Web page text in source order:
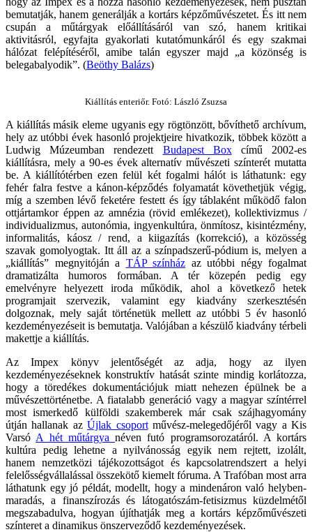
bemutatják, hanem generálják a kortárs képzőművészetet. És itt nem
csupán a műtárgyak előállításáról van szó, hanem kritikai
aktivitásról, egyfajta gyakorlati kutatómunkáról és egy szakmai
hálózat felépítéséről, amibe talán egyszer majd „a közönség is
belegabalyodik”. (Beöthy Balázs)
Kiállítás enteriőr. Fotó: László Zsuzsa
A kiállítás másik eleme ugyanis egy rögtönzött, bővíthető archívum,
hely az utóbbi évek hasonló projektjeire hivatkozik, többek között a
Ludwig Múzeumban rendezett Budapest Boxcímű 2002-es
kiállításra, mely a 90-es évek alternatív művészeti színterét mutatta
be. A kiállítótérben ezen felül két fogalmi hálót is láthatunk: egy
fehér falra festve a kánon-képződés folyamatát követhetjük végig,
míg a szemben lévő feketére festett és így táblaként működő falon
ottjártamkor éppen az amnézia (rövid emlékezet), kollektivizmus /
individualizmus, autonómia, ingyenkultúra, önmítosz, kisintézmény,
informalitás, káosz / rend, a kiigazítás (korrekció), a közösség
szavak gomolyogtak. Itt áll az a színpadszerű-pódium is, melyen a
„kiállítás” megnyitóján a TÁP színház az utóbbi négy fogalmat
dramatizálta humoros formában. A tér közepén pedig egy
emelvényre helyezett iroda működik, ahol a következő hetek
programjait szervezik, valamint egy kiadvány szerkesztésén
dolgoznak, mely saját történetük mellett az utóbbi 5 év hasonló
kezdeményezéseit is bemutatja. Valójában a készülő kiadvány térbeli
makettje a kiállítás.
Az Impex könyv jelentőségét az adja, hogy az ilyen
kezdeményezéseknek konstruktív hatását szinte mindig korlátozza,
hogy a töredékes dokumentációjuk miatt nehezen épülnek be a
művészettörténetbe. A fiatalabb generáció vagy a magyar színtérrel
most ismerkedő külföldi szakemberek már csak szájhagyomány
útján hallanak azÚjlak csoportművész-melegedőjéről vagy a Kis
Varsó A hét műtárgya néven futó programsorozatáról. A kortárs
kultúra pedig lehetne a nyilvánosság egyik nem rejtett, izolált,
hanem nemzetközi tájékozottságot és kapcsolatrendszert a helyi
felelősségvállalással összekötő kiemelt fóruma. A Trafóban most arra
láthatunk egy jó példát, modellt, hogy a mindenáron való helyben-
maradás, a finanszírozás és látogatószám-fetisizmus küzdelmétől
megszabadulva, hogyan újíthatják meg a kortárs képzőművészeti
színteret a dinamikus önszerveződő kezdeményezések.